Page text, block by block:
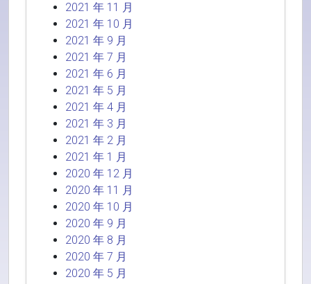
2021 年 11 月
2021 年 10 月
2021 年 9 月
2021 年 7 月
2021 年 6 月
2021 年 5 月
2021 年 4 月
2021 年 3 月
2021 年 2 月
2021 年 1 月
2020 年 12 月
2020 年 11 月
2020 年 10 月
2020 年 9 月
2020 年 8 月
2020 年 7 月
2020 年 5 月